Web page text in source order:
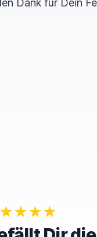
Dank für Dein